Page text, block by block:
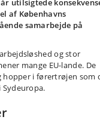
utilsigtede
af Københavns
samarbejde på
og stor
mange EU-lande. De
hopper i førertrøjen som